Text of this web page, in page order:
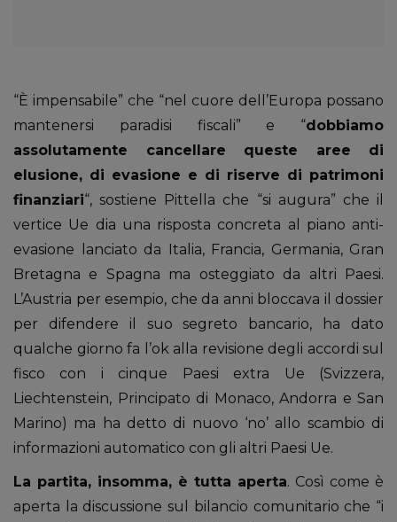
“È impensabile” che “nel cuore dell’Europa possano
mantenersi paradisi fiscali” e “dobbiamo
assolutamente cancellare queste aree di
elusione, di evasione e di riserve di patrimoni
finanziari“, sostiene Pittella che “si augura” che il
vertice Ue dia una risposta concreta al piano anti-
evasione lanciato da Italia, Francia, Germania, Gran
Bretagna e Spagna ma osteggiato da altri Paesi.
L’Austria per esempio, che da anni bloccava il dossier
per difendere il suo segreto bancario, ha dato
qualche giorno fa l’ok alla revisione degli accordi sul
fisco con i cinque Paesi extra Ue (Svizzera,
Liechtenstein, Principato di Monaco, Andorra e San
Marino) ma ha detto di nuovo ‘no’ allo scambio di
informazioni automatico con gli altri Paesi Ue.
La partita, insomma, è tutta aperta. Così come è
aperta la discussione sul bilancio comunitario che “i